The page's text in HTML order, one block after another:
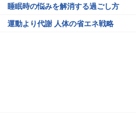
睡眠時の悩みを解消する過ごし方
運動より代謝 人体の省エネ戦略